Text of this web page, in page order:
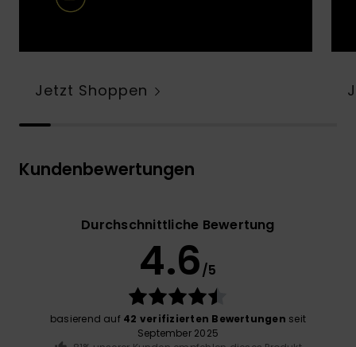
Jetzt Shoppen
Kundenbewertungen
Durchschnittliche Bewertung
4.6/5
basierend auf 42 verifizierten Bewertungen seit
September 2025